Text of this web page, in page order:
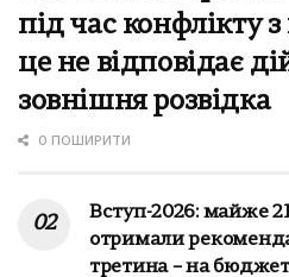
під час конфлікту з
це не відповідає
зовнішня розвідка
0 ПОШИРИТИ
Вступ-2026: майже
отримали
третина – на бюджет